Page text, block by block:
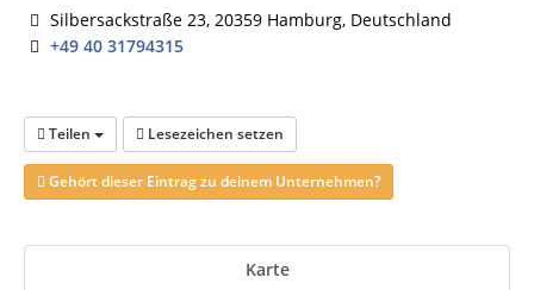
Silbersackstraße 23, 20359 Hamburg, Deutschland
+49 40 31794315
Teilen Lesezeichen setzen
Gehört dieser Eintrag zu deinem Unternehmen?
Karte